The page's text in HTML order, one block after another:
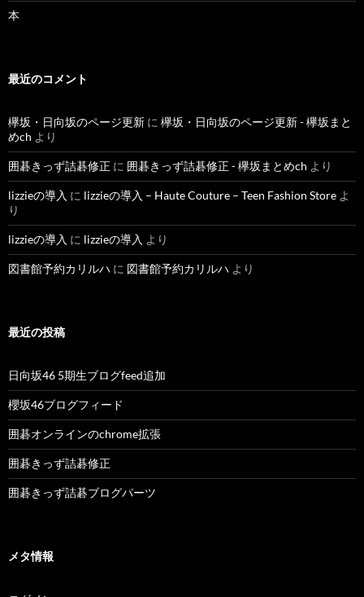
本
最近のコメント
欅坂・日向坂のページ更新 に 欅坂・日向坂のページ更新 - 欅坂まと
めch より
囲碁きっず詰碁修正 に 囲碁きっず詰碁修正 - 欅坂まとめch より
lizzieの導入 に lizzieの導入 – Haute Couture – Teen Fashion Store よ
り
lizzieの導入 に lizzieの導入 より
図書館予約カリルハ に 図書館予約カリルハ より
最近の投稿
日向坂46 5期生ブログfeed追加
櫻坂46ブログフィード
囲碁オンラインのchrome拡張
囲碁きっず詰碁修正
囲碁きっず詰碁ブログパーツ
メタ情報